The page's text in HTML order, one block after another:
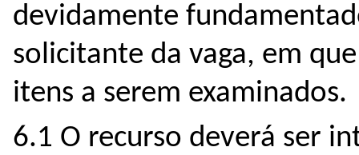
devidamente
solicitante da vaga, em
itens a serem examinados.
6.1 O recurso deverá ser